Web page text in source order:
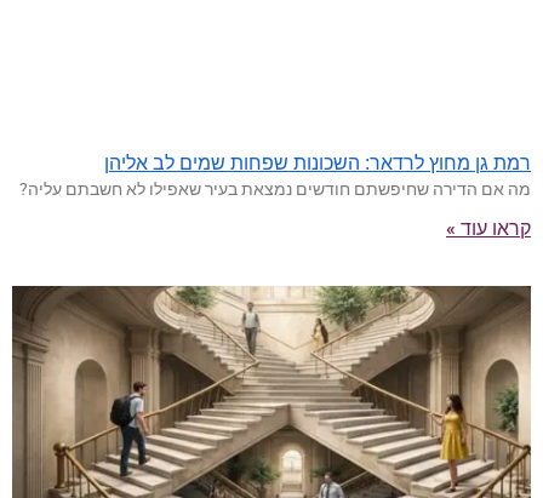
רמת גן מחוץ לרדאר: השכונות שפחות שמים לב אליהן
מה אם הדירה שחיפשתם חודשים נמצאת בעיר שאפילו לא חשבתם עליה?
קראו עוד »